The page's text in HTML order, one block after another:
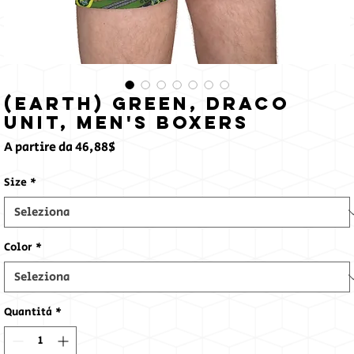
(Earth) Green, Draco
Unit, Men's Boxers
A partire da46,88$Prezzo
Size *
Color *
Quantità *